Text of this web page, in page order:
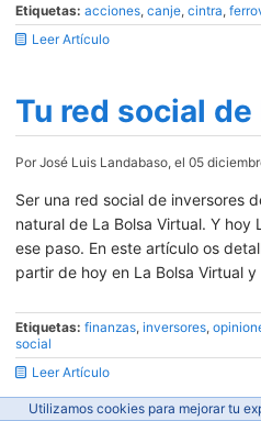
Etiquetas: acciones, canje, cintra,
Leer Artículo
Tu red social
Por José Luis Landabaso, el 05
Ser una red social de inversores
natural de La Bolsa Virtual. Y hoy
ese paso. En este artículo os
partir de hoy en La Bolsa Virtual
Etiquetas: finanzas, inversores,
social
Leer Artículo
Utilizamos cookies para mejorar tu